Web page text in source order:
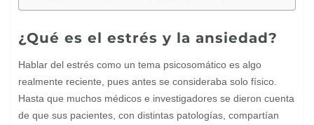
¿Qué es el estrés y la ansiedad?
Hablar del estrés como un tema psicosomático es algo
realmente reciente, pues antes se consideraba solo físico.
Hasta que muchos médicos e investigadores se dieron cuenta
de que sus pacientes, con distintas patologías, compartían